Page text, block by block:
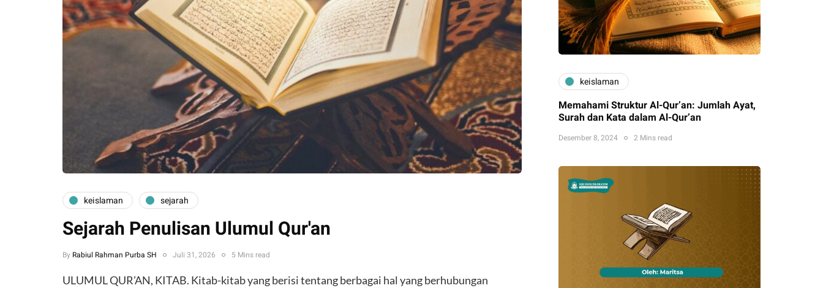
keislaman sejarah
Sejarah Penulisan Ulumul Qur'an
By Rabiul Rahman Purba SH Juli 31, 2026 5 Mins read
ULUMUL QUR’AN, KITAB. Kitab-kitab yang berisi tentang berbagai hal yang berhubungan
keislaman
Memahami Struktur Al-Qur’an: Jumlah Ayat,
Surah dan Kata dalam Al-Qur’an
Desember 8, 2024 2 Mins read